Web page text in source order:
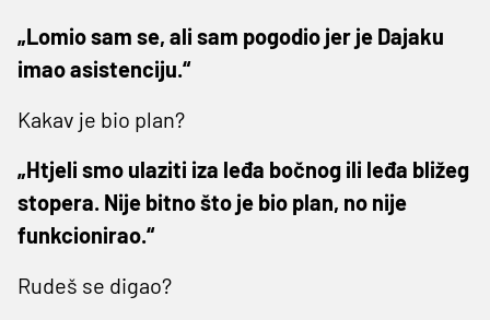
„Lomio sam se, ali sam pogodio jer je Dajaku
imao asistenciju.“
Kakav je bio plan?
„Htjeli smo ulaziti iza leđa bočnog ili leđa bližeg
stopera. Nije bitno što je bio plan, no nije
funkcionirao.“
Rudeš se digao?